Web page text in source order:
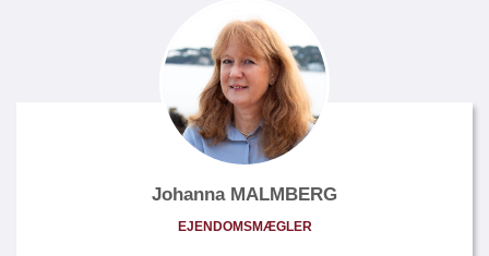
Johanna MALMBERG
EJENDOMSMÆGLER